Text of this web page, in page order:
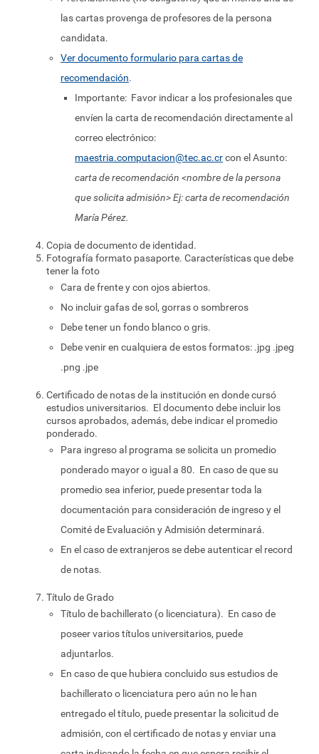
las cartas provenga de profesores de la persona
candidata.
Ver documento formulario para cartas de
recomendación.
Importante: Favor indicar a los profesionales que
envíen la carta de recomendación directamente al
correo electrónico:
maestria.computacion@tec.ac.crcon el Asunto:
carta de recomendación <nombre de la persona
que solicita admisión> Ej: carta de recomendación
María Pérez.
Copia de documento de identidad.
Fotografía formato pasaporte. Características que debe
tener la foto
Cara de frente y con ojos abiertos.
No incluir gafas de sol, gorras o sombreros
Debe tener un fondo blanco o gris.
Debe venir en cualquiera de estos formatos: .jpg .jpeg
.png .jpe
Certificado de notas de la institución en donde cursó
estudios universitarios. El documento debe incluir los
cursos aprobados, además, debe indicar el promedio
ponderado.
Para ingreso al programa se solicita un promedio
ponderado mayor o igual a 80. En caso de que su
promedio sea inferior, puede presentar toda la
documentación para consideración de ingreso y el
Comité de Evaluación y Admisión determinará.
En el caso de extranjeros se debe autenticar el record
de notas.
Título de Grado
Título de bachillerato (o licenciatura). En caso de
poseer varios títulos universitarios, puede
adjuntarlos.
En caso de que hubiera concluido sus estudios de
bachillerato o licenciatura pero aún no le han
entregado el título, puede presentar la solicitud de
admisión, con el certificado de notas y enviar una